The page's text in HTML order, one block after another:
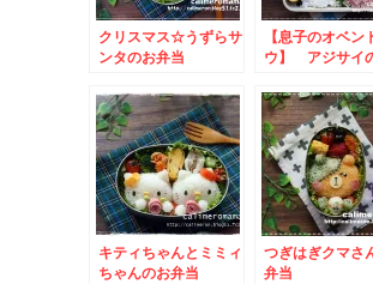
クリスマス☆うずらサ
ンタのお弁当
【息子のオベン
ウ】 アジサイ
キティちゃんとミミィ
ちゃんのお弁当
つぎはぎクマさ
弁当